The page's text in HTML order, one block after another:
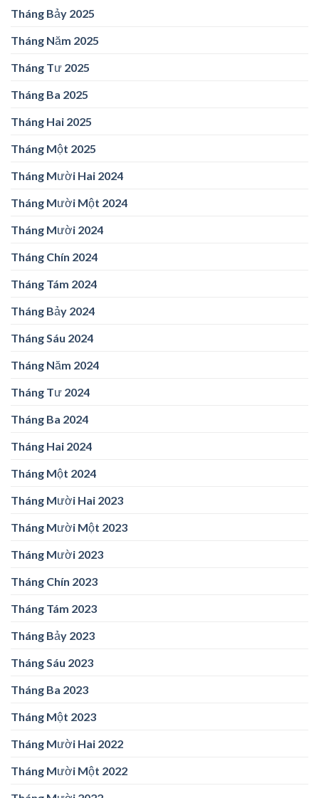
Tháng Bảy 2025
Tháng Năm 2025
Tháng Tư 2025
Tháng Ba 2025
Tháng Hai 2025
Tháng Một 2025
Tháng Mười Hai 2024
Tháng Mười Một 2024
Tháng Mười 2024
Tháng Chín 2024
Tháng Tám 2024
Tháng Bảy 2024
Tháng Sáu 2024
Tháng Năm 2024
Tháng Tư 2024
Tháng Ba 2024
Tháng Hai 2024
Tháng Một 2024
Tháng Mười Hai 2023
Tháng Mười Một 2023
Tháng Mười 2023
Tháng Chín 2023
Tháng Tám 2023
Tháng Bảy 2023
Tháng Sáu 2023
Tháng Ba 2023
Tháng Một 2023
Tháng Mười Hai 2022
Tháng Mười Một 2022